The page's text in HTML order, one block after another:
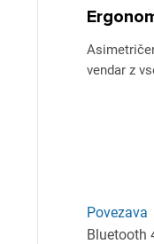
vendar z
Povezava
Bluetooth